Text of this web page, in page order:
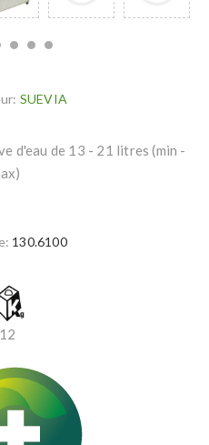
SUEVIA
d'eau de 13 - 21 litres (min -
130.6100
12